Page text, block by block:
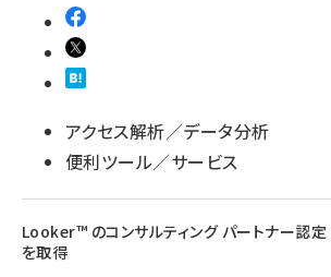
アクセス解析／データ分析
便利ツール／サービス
Looker™ のコンサルティング パートナー認定
を取得